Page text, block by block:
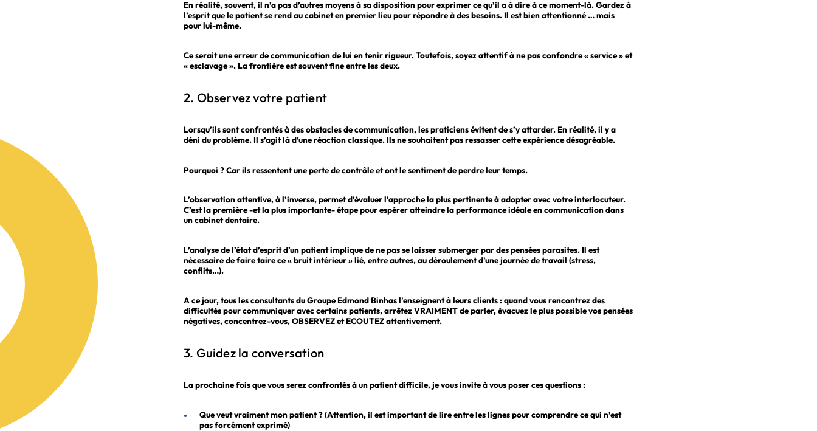
En réalité, souvent, il n’a pas d’autres moyens à sa disposition pour exprimer ce qu’il a à dire à ce moment-là. Gardez à
l’esprit que le patient se rend au cabinet en premier lieu pour répondre à des besoins. Il est bien attentionné … mais
pour lui-même.
Ce serait une erreur de communication de lui en tenir rigueur. Toutefois, soyez attentif à ne pas confondre « service » et
« esclavage ». La frontière est souvent fine entre les deux.
2. Observez votre patient
Lorsqu’ils sont confrontés à des obstacles de communication, les praticiens évitent de s’y attarder. En réalité, il y a
déni du problème. Il s’agit là d’une réaction classique. Ils ne souhaitent pas ressasser cette expérience désagréable.
Pourquoi ?Car ils ressentent une perte de contrôle et ont le sentiment de perdre leur temps.
L’observation attentive, à l’inverse, permet d’évaluer l’approche la plus pertinente à adopter avec votre interlocuteur.
C’est la première -et la plus importante- étape pour espérer atteindre la performance idéale en communication dans
un cabinet dentaire.
L’analyse de l’état d’esprit d’un patient implique de ne pas se laisser submerger par des pensées parasites. Il est
nécessaire de faire taire ce « bruit intérieur » lié, entre autres, au déroulement d’une journée de travail (stress,
conflits…).
A ce jour, tous les consultants du Groupe Edmond Binhas l’enseignent à leurs clients : quand vous rencontrez des
difficultés pour communiquer avec certains patients, arrêtez VRAIMENT de parler, évacuez le plus possible vos pensées
négatives, concentrez-vous, OBSERVEZ et ECOUTEZ attentivement.
3. Guidez la conversation
La prochaine fois que vous serez confrontés à un patient difficile, je vous invite à vous poser ces questions :
Que veut vraiment mon patient ? (Attention, il est important de lire entre les lignes pour comprendre ce qui n’est
pas forcément exprimé)